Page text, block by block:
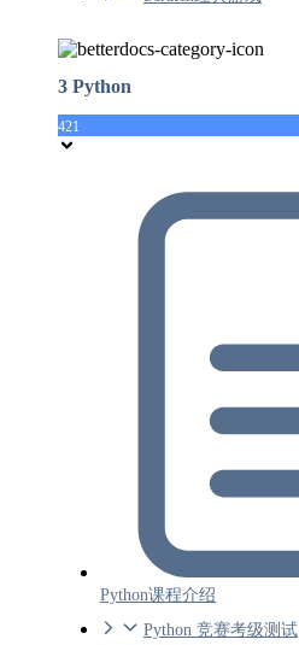
3 Python
421
Python课程介绍
Python 竞赛考级测试